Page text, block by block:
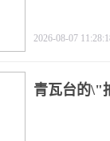
2026-08-07
青瓦台的\"